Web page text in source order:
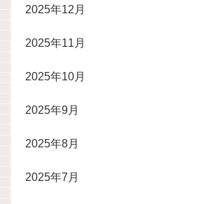
2025年12月
2025年11月
2025年10月
2025年9月
2025年8月
2025年7月